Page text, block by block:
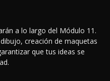
a lo largo del Módulo 11.
creación de maquetas
que tus ideas se